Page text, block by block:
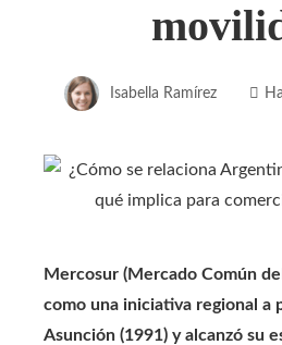
Isabella Ramírez
Mercosur (Mercado Común
como una iniciativa regional a
Asunción (1991) y alcanzó su